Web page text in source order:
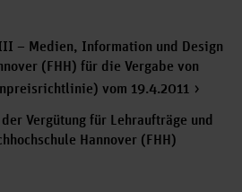
– Medien, Information und Design
(FHH) für die Vergabe von
vom 19.4.2011
Vergütung für Lehraufträge und
Hannover (FHH)